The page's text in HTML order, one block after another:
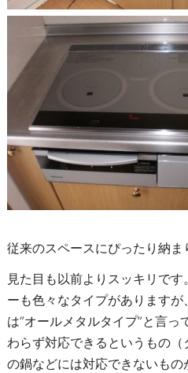
従来のスペースにぴったり納ま
見た目も以前よりスッキリで
ーも色々なタイプがあります
は”オールメタルタイプ”と言
わらず対応できるというもの
の鍋などには対応できないも